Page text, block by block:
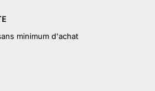
minimum d'achat